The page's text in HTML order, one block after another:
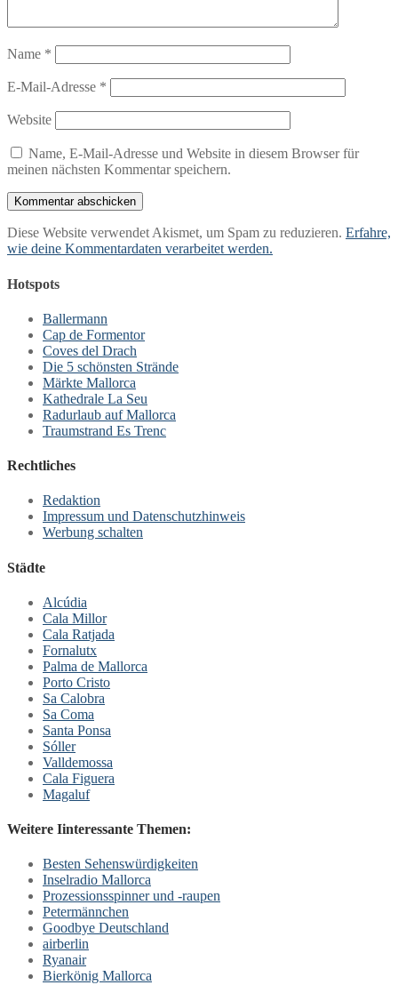
Name *
E-Mail-Adresse *
Website
Name, E-Mail-Adresse und Website in diesem Browser für
meinen nächsten Kommentar speichern.
Diese Website verwendet Akismet, um Spam zu reduzieren. Erfahre,
wie deine Kommentardaten verarbeitet werden.
Hotspots
Ballermann
Cap de Formentor
Coves del Drach
Die 5 schönsten Strände
Märkte Mallorca
Kathedrale La Seu
Radurlaub auf Mallorca
Traumstrand Es Trenc
Rechtliches
Redaktion
Impressum und Datenschutzhinweis
Werbung schalten
Städte
Alcúdia
Cala Millor
Cala Ratjada
Fornalutx
Palma de Mallorca
Porto Cristo
Sa Calobra
Sa Coma
Santa Ponsa
Sóller
Valldemossa
Cala Figuera
Magaluf
Weitere Iinteressante Themen:
Besten Sehenswürdigkeiten
Inselradio Mallorca
Prozessionsspinner und -raupen
Petermännchen
Goodbye Deutschland
airberlin
Ryanair
Bierkönig Mallorca